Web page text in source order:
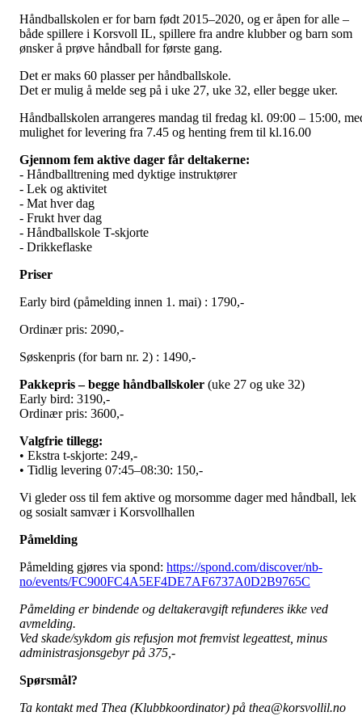
Håndballskolen er for barn født 2015–2020, og er åpen for alle –
både spillere i Korsvoll IL, spillere fra andre klubber og barn som
ønsker å prøve håndball for første gang.
Det er maks 60 plasser per håndballskole.
Det er mulig å melde seg på i uke 27, uke 32, eller begge uker.
Håndballskolen arrangeres mandag til fredag kl. 09:00 – 15:00,
mulighet for levering fra 7.45 og henting frem til kl.16.00
Gjennom fem aktive dager får deltakerne:
- Håndballtrening med dyktige instruktører
- Lek og aktivitet
- Mat hver dag
- Frukt hver dag
- Håndballskole T-skjorte
- Drikkeflaske
Priser
Early bird (påmelding innen 1. mai) : 1790,-
Ordinær pris: 2090,-
Søskenpris (for barn nr. 2) : 1490,-
Pakkepris – begge håndballskoler (uke 27 og uke 32)
Early bird: 3190,-
Ordinær pris: 3600,-
Valgfrie tillegg:
• Ekstra t-skjorte: 249,-
• Tidlig levering 07:45–08:30: 150,-
Vi gleder oss til fem aktive og morsomme dager med håndball, lek
og sosialt samvær i Korsvollhallen
Påmelding
Påmelding gjøres via spond: https://spond.com/discover/nb-
no/events/FC900FC4A5EF4DE7AF6737A0D2B9765C
Påmelding er bindende og deltakeravgift refunderes ikke ved
avmelding.
Ved skade/sykdom gis refusjon mot fremvist legeattest, minus
administrasjonsgebyr på 375,-
Spørsmål?
Ta kontakt med Thea (Klubbkoordinator) på thea@korsvollil.no